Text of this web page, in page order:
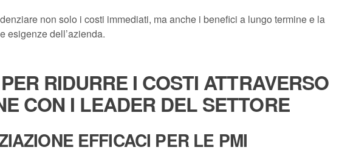
non solo i costi immediati, ma anche i benefici a lungo termine e la
esigenze dell’azienda.
RIDURRE I COSTI ATTRAVERSO
CON I LEADER DEL SETTORE
EFFICACI PER LE PMI